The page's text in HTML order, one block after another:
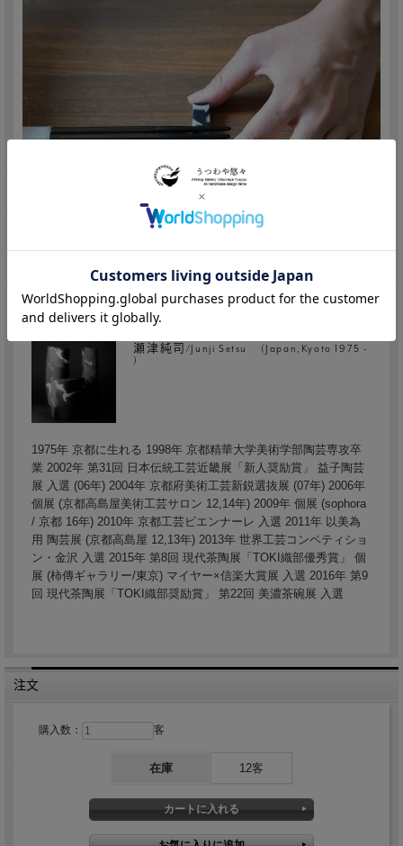
瀬津純司/Junji Setsu (Japan,Kyoto 1975 -
)
1975年 京都に生れる 1998年 京都精華大学美術学部陶芸専攻卒
業 2002年 第31回 日本伝統工芸近畿展「新人奨励賞」 益子陶芸
展 入選 (06年) 2004年 京都府美術工芸新鋭選抜展 (07年) 2006年
個展 (京都高島屋美術工芸サロン 12,14年) 2009年 個展 (sophora
/ 京都 16年) 2010年 京都工芸ビエンナーレ 入選 2011年 以美為
用 陶芸展 (京都高島屋 12,13年) 2013年 世界工芸コンペティショ
ン・金沢 入選 2015年 第8回 現代茶陶展「TOKI織部優秀賞」 個
展 (柿傳ギャラリー/東京) マイヤー×信楽大賞展 入選 2016年 第9
回 現代茶陶展「TOKI織部奨励賞」 第22回 美濃茶碗展 入選
注文
購入数： 客
在庫 12客